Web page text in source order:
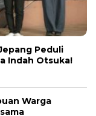
Peduli
Indah Otsuka!
Warga